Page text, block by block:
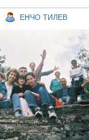
ЕНЧО ТИЛЕВ